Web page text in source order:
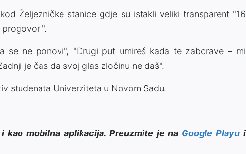
Željezničke stanice gdje su istakli veliki transparent "16
se ne ponovi", "Drugi put umireš kada te zaborave – mi
je čas da svoj glas zločinu ne daš".
studenata Univerziteta u Novom Sadu.
kao mobilna aplikacija. Preuzmite je na Google Playui